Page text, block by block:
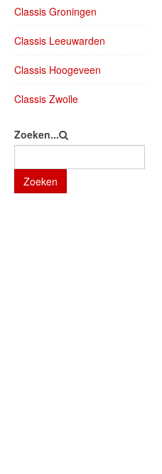
Classis Groningen
Classis Leeuwarden
Classis Hoogeveen
Classis Zwolle
Zoeken...
Zoeken